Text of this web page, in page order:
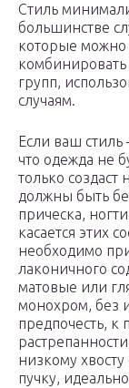
Стиль
большинстве
которые можно
комбинировать
групп,
случаям.
Если ваш
что одежда не
только
должны быть
прическа,
касается этих
необходимо
лаконичного
матовые или
монохром, без
предпочесть, к
низкому
пучку,